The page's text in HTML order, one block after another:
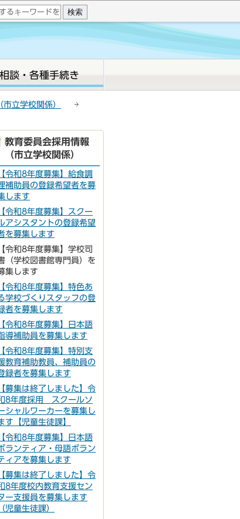
相談・各種手続き
立学校関係）
教育委員会採用情報
（市立学校関係）
【令和8年度募集】給食調
補助員の登録希望者を募
します
【令和8年度募集】スクー
アシスタントの登録希望
を募集します
【令和8年度募集】学校司
（学校図書館専門員）を
集します
【令和8年度募集】特色あ
学校づくりスタッフの登
者を募集します
【令和8年度募集】日本語
導補助員を募集します
【令和8年度募集】特別支
教育補助教員、補助員の
録者を募集します
【募集は終了しました】令
8年度採用 スクールソ
シャルワーカーを募集し
す【児童生徒課】
【令和8年度募集】日本語
ランティア・母語ボラン
ィアを募集します
【募集は終了しました】令
8年度校内教育支援セン
ー支援員を募集します
（児童生徒課）